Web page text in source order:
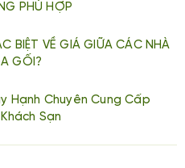
PHÙ HỢP
BIỆT VỀ GIÁ GIỮA CÁC NHÀ
GỐI?
Hạnh Chuyên Cung Cấp
Sạn